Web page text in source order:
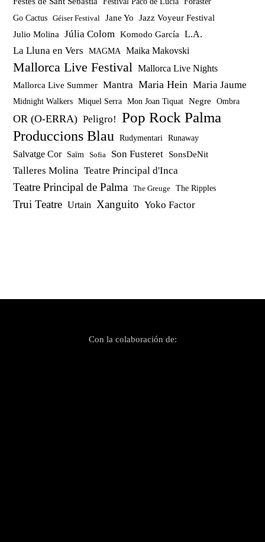
Go Cactus Géiser Festival Jane Yo
Jazz Voyeur Festival
Julio Molina
Júlia Colom Komodo García L.A.
La Lluna en Vers MAGMA Maika Makovski
Mallorca Live Festival Mallorca Live Nights
Mallorca Live Summer Mantra Maria Hein Maria Jaume
Midnight Walkers Miquel Serra Mon Joan Tiquat Negre Ombra
OR (O-ERRA) Peligro!
Pop Rock Palma
Produccions Blau
Rudymentari Runaway
Salvatge Cor Saïm Sofia Son Fusteret SonsDeNit
Talleres Molina Teatre Principal d'Inca
Teatre Principal de Palma The Greuge The Ripples
Trui Teatre Urtain Xanguito Yoko Factor
Con la colaboración de: